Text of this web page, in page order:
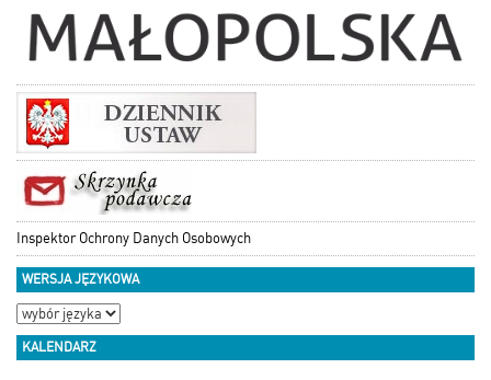
Inspektor Ochrony Danych Osobowych
WERSJA JĘZYKOWA
KALENDARZ